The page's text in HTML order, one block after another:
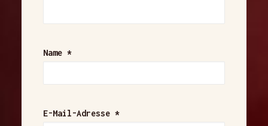
Name *
E-Mail-Adresse *